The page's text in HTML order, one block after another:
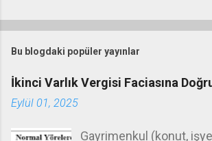
Y
o
r
G
ö
d
Bu blogdaki popüler yayınlar
İkinci Varlık Vergisi Faciasına
Eylül 01, 2025
Gayrimenkul (konut,